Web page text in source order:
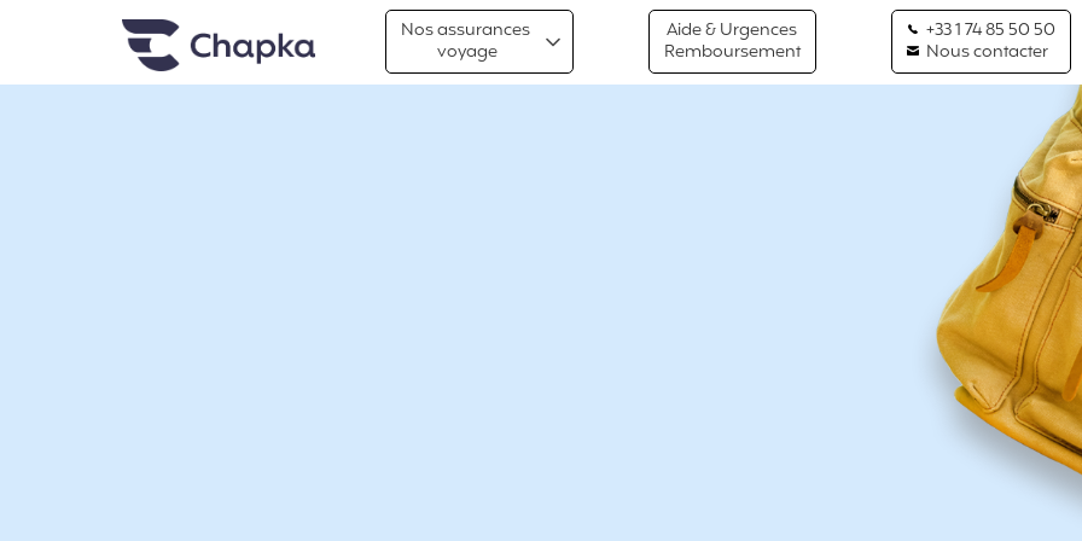
Chapka Assurances Voyages
Nos assurances
voyage
Aide & Urgences
Remboursement
+33 1 74 85 50 50
Nous contacter